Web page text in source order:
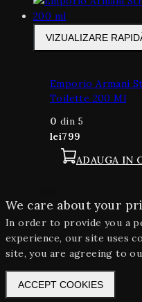
VIZUALIZARE
Emporio Armani
Toilette 200 Ml
0 din 5
lei799
ADAUGA IN
We care about your
In order to provide you a
experience, our site uses
site, you are agreeing to
ACCEPT COOKIES